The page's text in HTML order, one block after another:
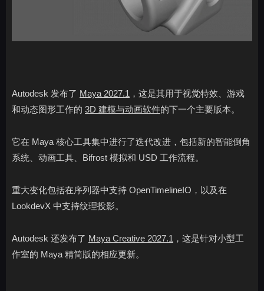
Autodesk 发布了 Maya 2027.1 ，这是其用于视觉特效、游戏
和动态图形工作的 3D 建模与动画软件的下一个主要版本。
它在 Maya 核心工具集中进行了迭代改进，包括新的智能倒角
系统、动画工具、Bifrost 模拟和 USD 工作流程。
重大变化包括在序列器中支持 OpenTimelineIO，以及在
LookdevX 中支持纹理投影。
Autodesk 还发布了 Maya Creative 2027.1 ，这是针对小型工
作室的 Maya 精简版的相应更新。